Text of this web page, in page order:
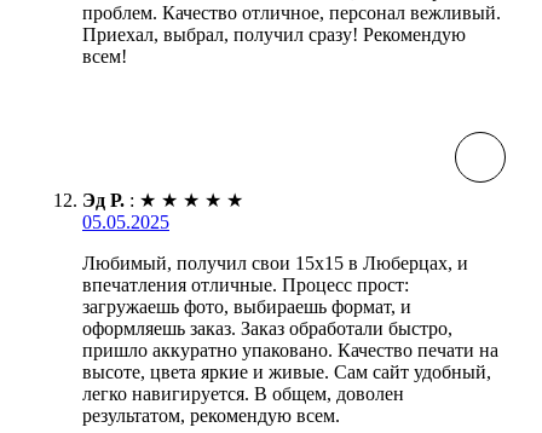
проблем. Качество отличное, персонал вежливый.
Приехал, выбрал, получил сразу! Рекомендую
всем!
Эд Р. : ★ ★ ★ ★ ★
05.05.2025
Любимый, получил свои 15х15 в Люберцах, и
впечатления отличные. Процесс прост:
загружаешь фото, выбираешь формат, и
оформляешь заказ. Заказ обработали быстро,
пришло аккуратно упаковано. Качество печати на
высоте, цвета яркие и живые. Сам сайт удобный,
легко навигируется. В общем, доволен
результатом, рекомендую всем.